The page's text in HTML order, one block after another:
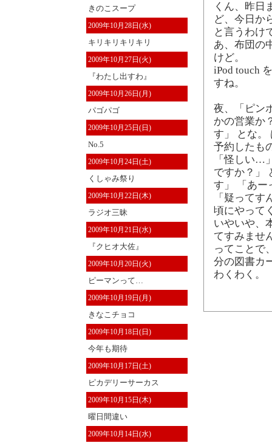
きのこスープ
2009年10月28日(水)
キリキリキリキリ
2009年10月27日(火)
『わたし出すわ』
2009年10月26日(月)
パゴパゴ
2009年10月25日(日)
No.5
2009年10月24日(土)
くしゃみ祭り
2009年10月22日(木)
ラジオ三昧
2009年10月21日(水)
『クヒオ大佐』
2009年10月20日(火)
ピーマンって…
2009年10月19日(月)
きなこチョコ
2009年10月18日(日)
今年も期待
2009年10月17日(土)
ピカデリーサーカス
2009年10月15日(木)
曜日間違い
2009年10月14日(水)
くん、昨日
ど、今日か
と言うわけ
あ、布団の
けど。
iPod touch
すね。
夜、「ピン
かの営業か
す」 とな。
予約したも
「怪しい…
ですか？」
す」 「あー
「疑って
頃にやって
いやいや、
てすみませ
ってことで
分の図書カ
わくわく。